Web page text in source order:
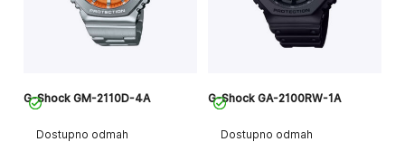
Dostupno odmah
G-Shock GM-2110D-4A
Dostupno odmah
G-Shock GA-2100RW-1A